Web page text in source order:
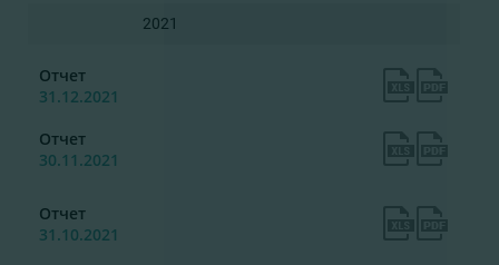
2021
Отчет
31.12.2021
Отчет
30.11.2021
Отчет
31.10.2021